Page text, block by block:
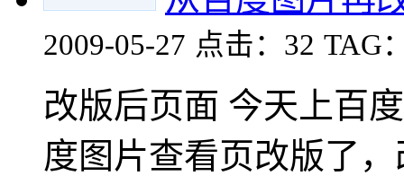
2009-05-27 点击：32 TAG
改版后页面 今天上百
度图片查看页改版了